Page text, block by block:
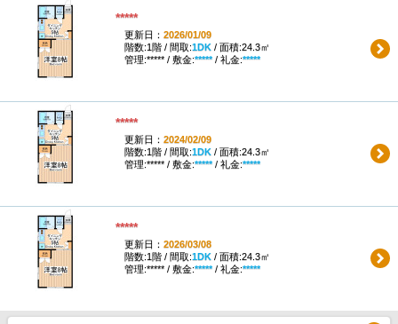
*****
更新日： 2026/01/09
階数:1階 / 間取:1DK/ 面積:24.3㎡
管理:***** / 敷金:*****/ 礼金:*****
*****
更新日： 2024/02/09
階数:1階 / 間取:1DK/ 面積:24.3㎡
管理:***** / 敷金:*****/ 礼金:*****
*****
更新日： 2026/03/08
階数:1階 / 間取:1DK/ 面積:24.3㎡
管理:***** / 敷金:*****/ 礼金:*****